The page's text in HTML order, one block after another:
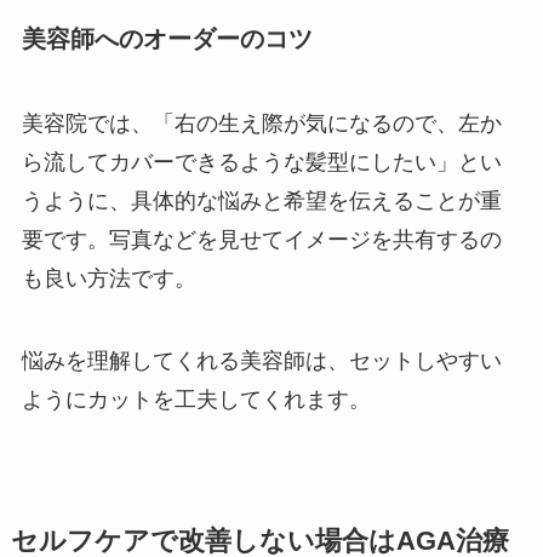
美容師へのオーダーのコツ
美容院では、「右の生え際が気になるので、左か
ら流してカバーできるような髪型にしたい」とい
うように、具体的な悩みと希望を伝えることが重
要です。写真などを見せてイメージを共有するの
も良い方法です。
悩みを理解してくれる美容師は、セットしやすい
ようにカットを工夫してくれます。
セルフケアで改善しない場合はAGA治療